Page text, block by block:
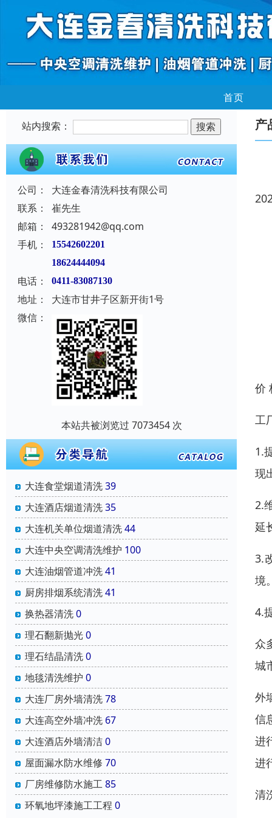
首页
站内搜索：
公司：
大连金春清洗科技有限公司
联系：
崔先生
邮箱：
493281942@qq.com
手机：
15542602201
18624444094
电话： 0411-83087130
地址：
大连市甘井子区新开街1号
微信：
本站共被浏览过 7073454 次
大连食堂烟道清洗39
大连酒店烟道清洗35
大连机关单位烟道清洗44
大连中央空调清洗维护 100
大连油烟管道冲洗41
厨房排烟系统清洗41
换热器清洗0
理石翻新抛光0
理石结晶清洗0
地毯清洗维护 0
大连厂房外墙清洗78
大连高空外墙冲洗 67
大连酒店外墙清洁0
屋面漏水防水维修 70
厂房维修防水施工85
环氧地坪漆施工工程 0
产
价
工
1.
现
2.
延
3.
境
4.
众
城
外
信
进
进
清